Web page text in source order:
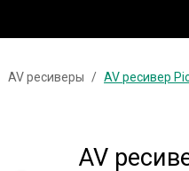
AV ресиверы AV ресивер
AV